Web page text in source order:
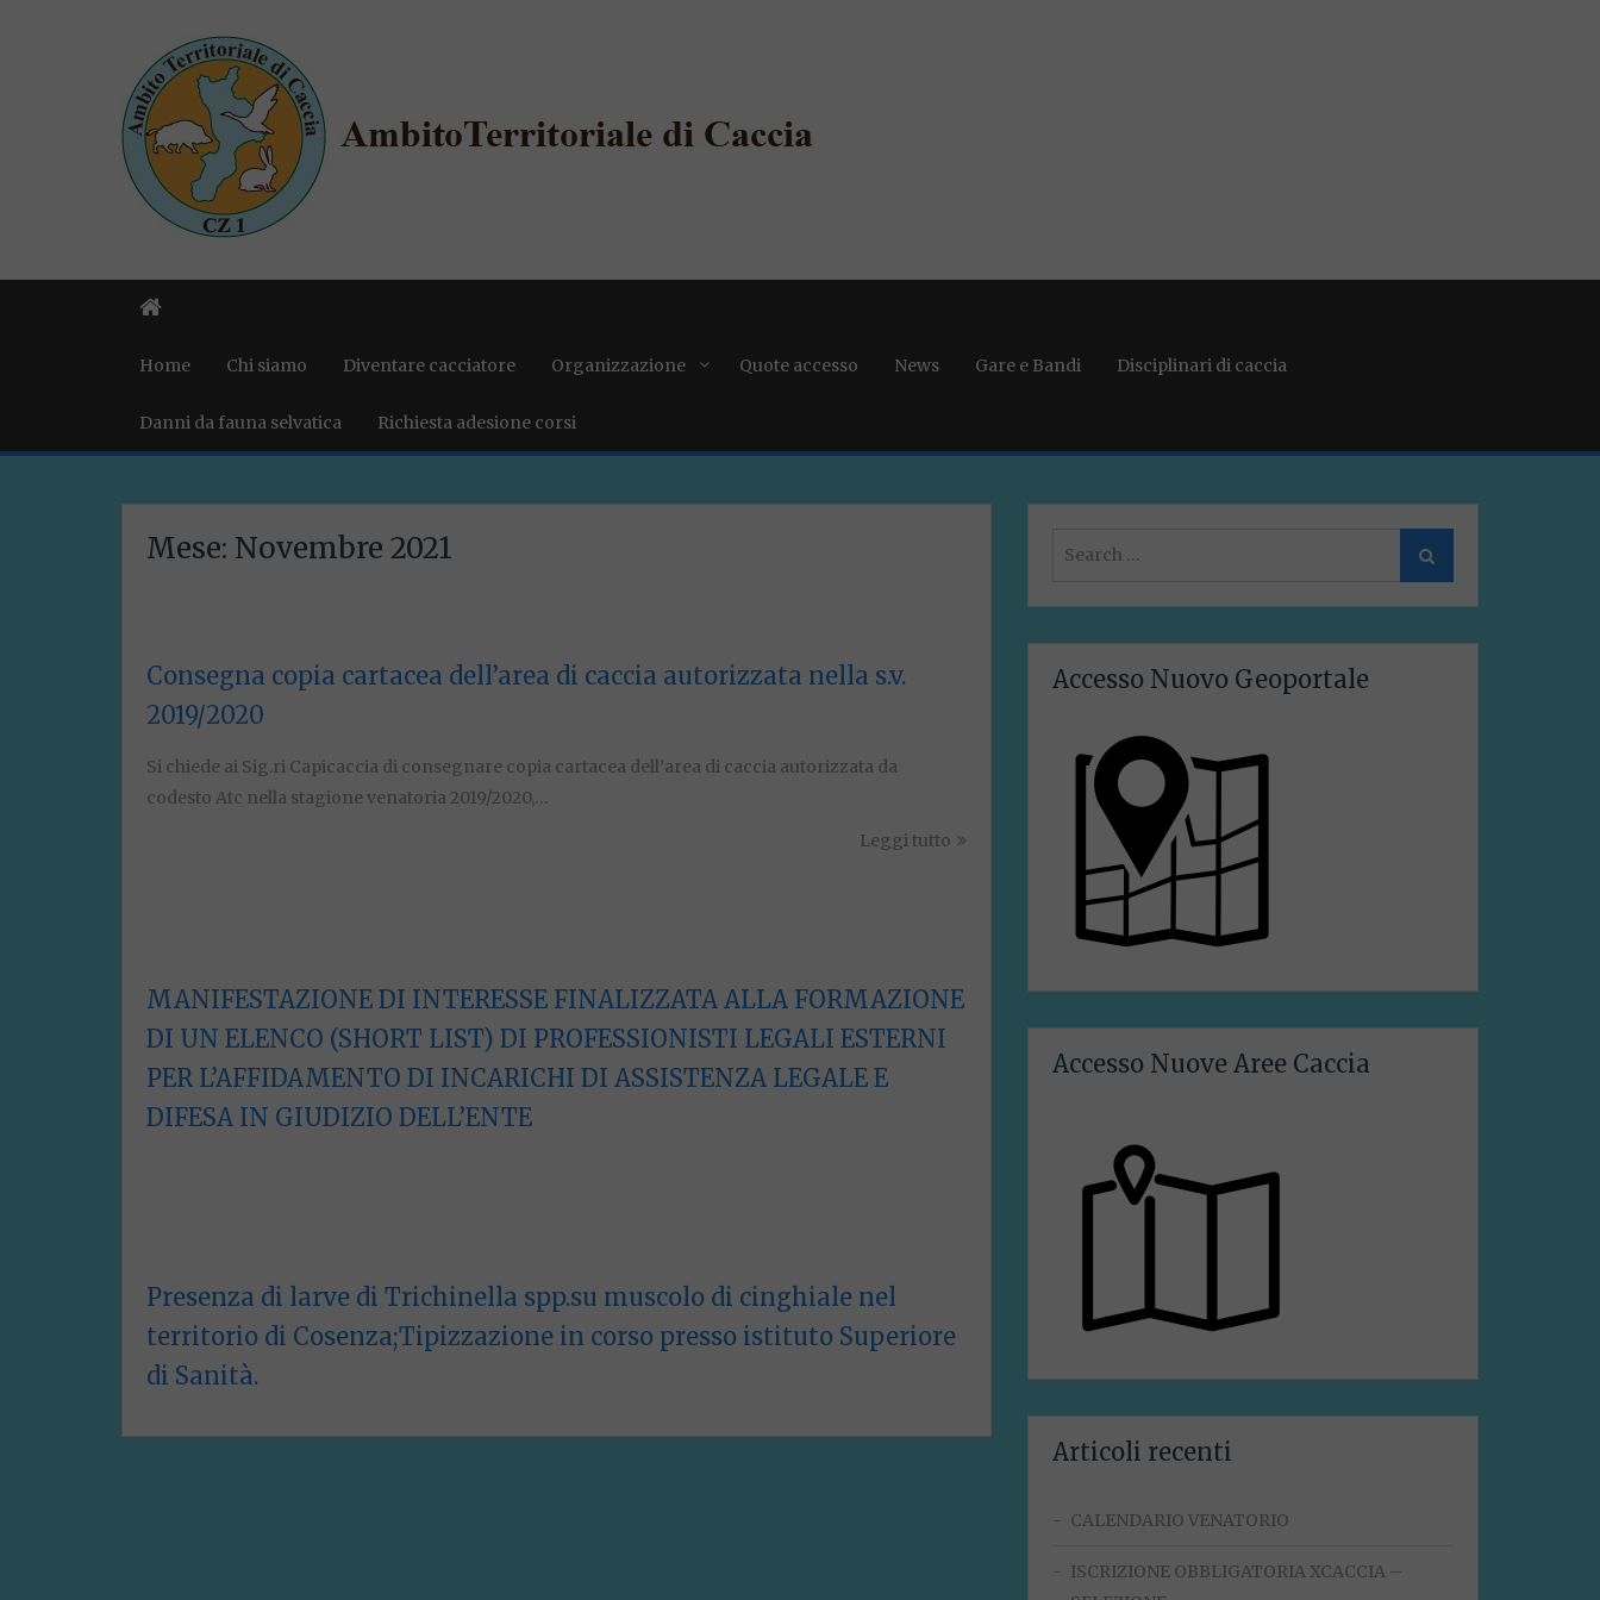
Home Chi siamo Diventare cacciatore Organizzazione Quote accesso News Gare e Bandi Disciplinari di caccia
Danni da fauna selvatica Richiesta adesione corsi
Mese: Novembre 2021
Consegna copia cartacea dell’area di caccia autorizzata nella s.v.
2019/2020
Si chiede ai Sig.ri Capicaccia di consegnare copia cartacea dell’area di caccia autorizzata da
codesto Atc nella stagione venatoria 2019/2020,…
Leggi tutto
MANIFESTAZIONE DI INTERESSE FINALIZZATA ALLA FORMAZIONE
DI UN ELENCO (SHORT LIST) DI PROFESSIONISTI LEGALI ESTERNI
PER L’AFFIDAMENTO DI INCARICHI DI ASSISTENZA LEGALE E
DIFESA IN GIUDIZIO DELL’ENTE
Presenza di larve di Trichinella spp.su muscolo di cinghiale nel
territorio di Cosenza;Tipizzazione in corso presso istituto Superiore
di Sanità.
for:
Search
Accesso Nuovo Geoportale
Accesso Nuove Aree Caccia
Articoli recenti
CALENDARIO VENATORIO
ISCRIZIONE OBBLIGATORIA XCACCIA –